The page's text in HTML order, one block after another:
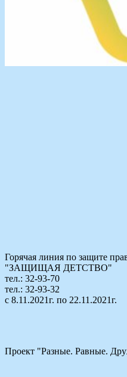
Горячая линия по защите
"ЗАЩИЩАЯ ДЕТСТВО"
тел.: 32-93-70
тел.: 32-93-32
с 8.11.2021г. по 22.11.2021г.
Проект "Разные. Равные.